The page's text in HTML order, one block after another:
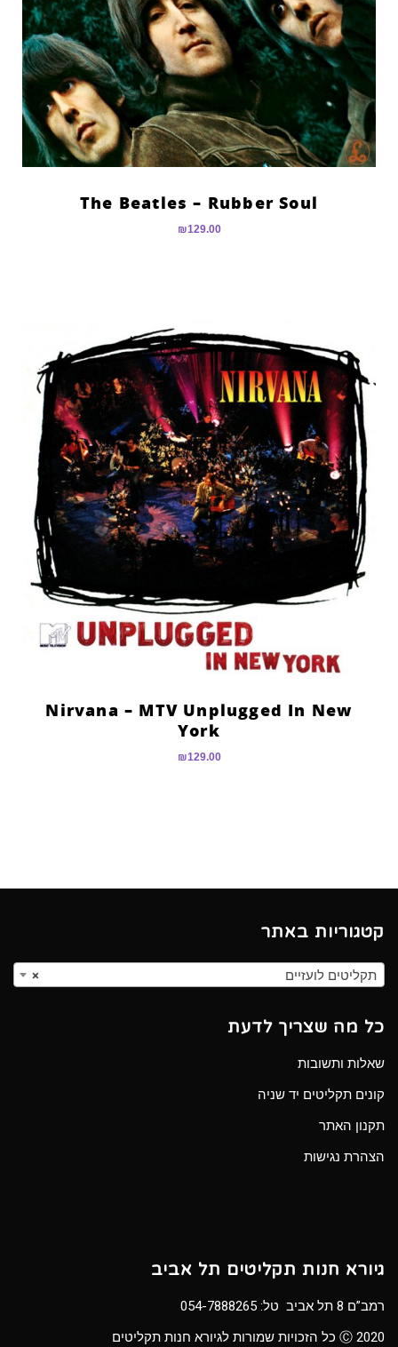
The Beatles – Rubber Soul
₪129.00
Nirvana – MTV Unplugged In New
York
₪129.00
קטגוריות באתר
× תקליטים לועזיים
כל מה שצריך לדעת
שאלות ותשובות
קונים תקליטים יד שניה
תקנון האתר
הצהרת נגישות
גיורא חנות תקליטים תל אביב
רמב”ם 8 תל אביב טל:
054-7888265
Ⓒ 2020 כל הזכויות שמורות לגיורא חנות תקליטים